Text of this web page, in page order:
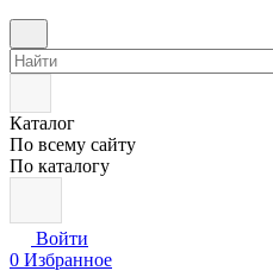
Каталог
По всему сайту
По каталогу
Войти
0 Избранное